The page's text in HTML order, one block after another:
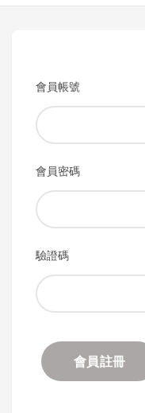
會員帳號
會員密碼
驗證碼
會員註冊